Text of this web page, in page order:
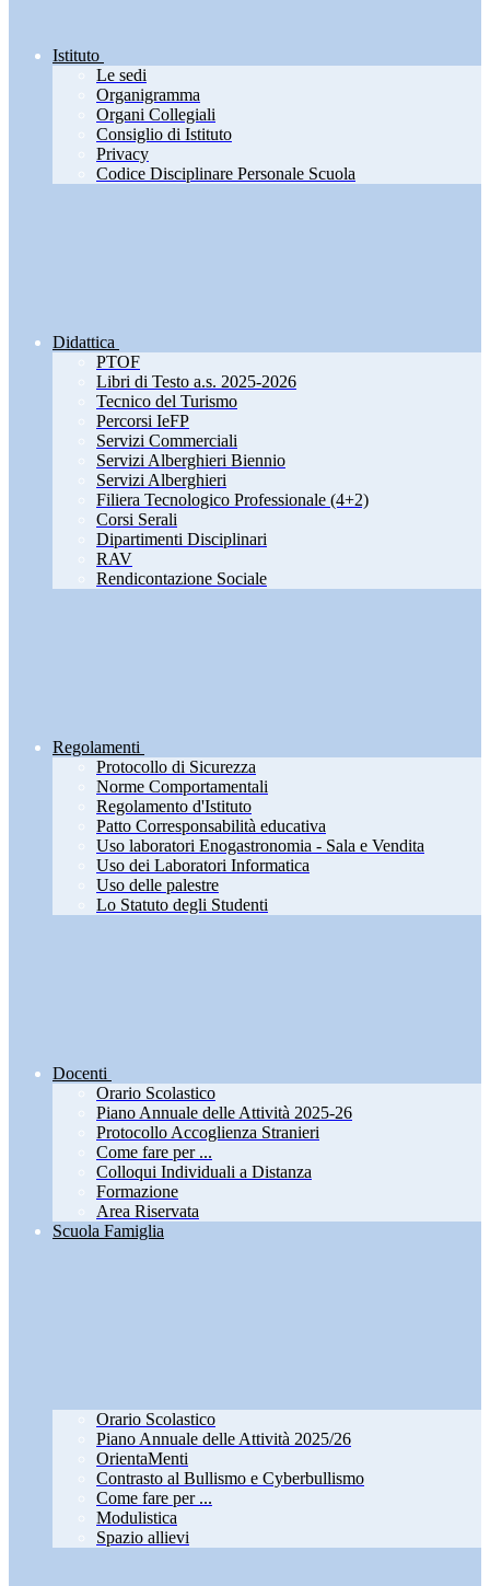
Istituto
Le sedi
Organigramma
Organi Collegiali
Consiglio di Istituto
Privacy
Codice Disciplinare Personale Scuola
Didattica
PTOF
Libri di Testo a.s. 2025-2026
Tecnico del Turismo
Percorsi IeFP
Servizi Commerciali
Servizi Alberghieri Biennio
Servizi Alberghieri
Filiera Tecnologico Professionale (4+2)
Corsi Serali
Dipartimenti Disciplinari
RAV
Rendicontazione Sociale
Regolamenti
Protocollo di Sicurezza
Norme Comportamentali
Regolamento d'Istituto
Patto Corresponsabilità educativa
Uso laboratori Enogastronomia - Sala e Vendita
Uso dei Laboratori Informatica
Uso delle palestre
Lo Statuto degli Studenti
Docenti
Orario Scolastico
Piano Annuale delle Attività 2025-26
Protocollo Accoglienza Stranieri
Come fare per ...
Colloqui Individuali a Distanza
Formazione
Area Riservata
Scuola Famiglia
Orario Scolastico
Piano Annuale delle Attività 2025/26
OrientaMenti
Contrasto al Bullismo e Cyberbullismo
Come fare per ...
Modulistica
Spazio allievi